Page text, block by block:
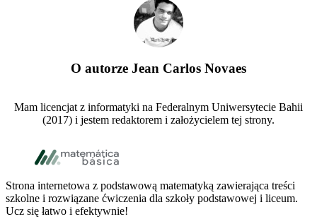
O autorze Jean Carlos Novaes
Mam licencjat z informatyki na Federalnym Uniwersytecie Bahii
(2017) i jestem redaktorem i założycielem tej strony.
Footer
Strona internetowa z podstawową matematyką zawierająca treści
szkolne i rozwiązane ćwiczenia dla szkoły podstawowej i liceum.
Ucz się łatwo i efektywnie!